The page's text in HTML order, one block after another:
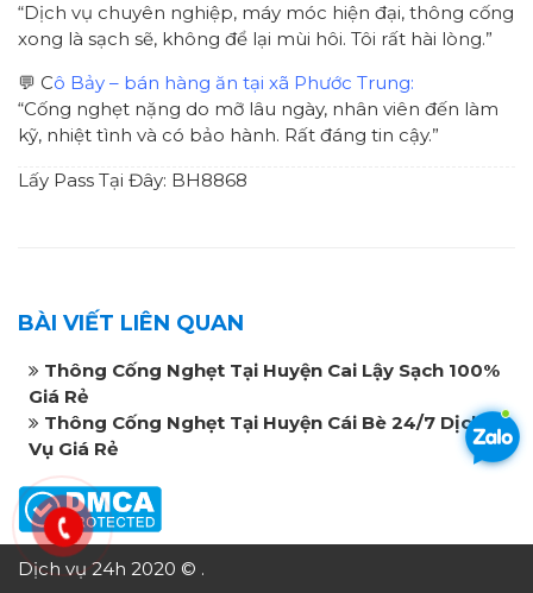
“Dịch vụ chuyên nghiệp, máy móc hiện đại, thông cống
xong là sạch sẽ, không để lại mùi hôi. Tôi rất hài lòng.”
💬 Cô Bảy – bán hàng ăn tại xã Phước Trung:
“Cống nghẹt nặng do mỡ lâu ngày, nhân viên đến làm
kỹ, nhiệt tình và có bảo hành. Rất đáng tin cậy.”
Lấy Pass Tại Đây: BH8868
BÀI VIẾT LIÊN QUAN
Thông Cống Nghẹt Tại Huyện Cai Lậy Sạch 100%
Giá Rẻ
Thông Cống Nghẹt Tại Huyện Cái Bè 24/7 Dịch
Vụ Giá Rẻ
Dịch vụ 24h 2020 © .